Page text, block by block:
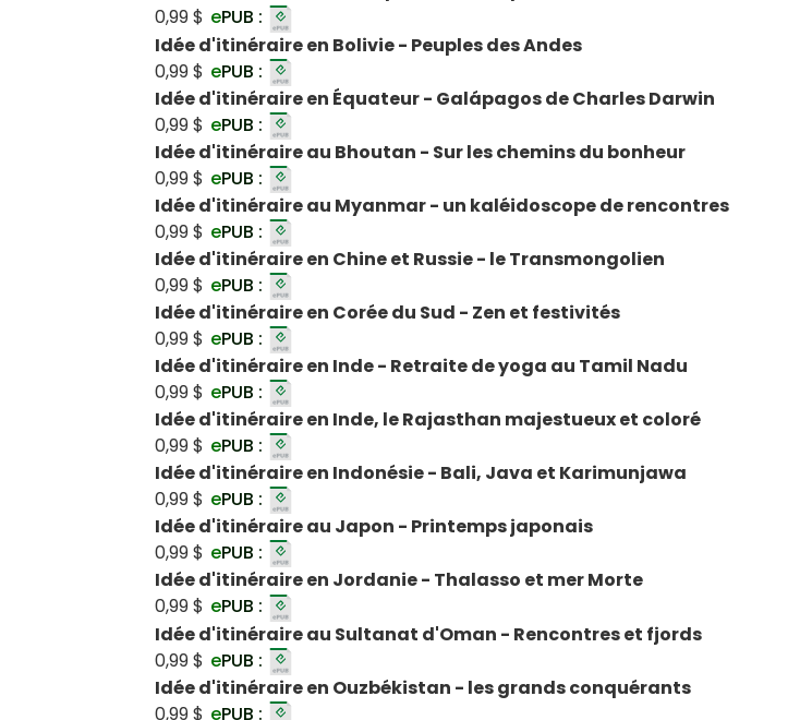
0,99 $ ePUB :
Idée d'itinéraire en Bolivie - Peuples des Andes
0,99 $ ePUB :
Idée d'itinéraire en Équateur - Galápagos de Charles Darwin
0,99 $ ePUB :
Idée d'itinéraire au Bhoutan - Sur les chemins du bonheur
0,99 $ ePUB :
Idée d'itinéraire au Myanmar - un kaléidoscope de rencontres
0,99 $ ePUB :
Idée d'itinéraire en Chine et Russie - le Transmongolien
0,99 $ ePUB :
Idée d'itinéraire en Corée du Sud - Zen et festivités
0,99 $ ePUB :
Idée d'itinéraire en Inde - Retraite de yoga au Tamil Nadu
0,99 $ ePUB :
Idée d'itinéraire en Inde, le Rajasthan majestueux et coloré
0,99 $ ePUB :
Idée d'itinéraire en Indonésie - Bali, Java et Karimunjawa
0,99 $ ePUB :
Idée d'itinéraire au Japon - Printemps japonais
0,99 $ ePUB :
Idée d'itinéraire en Jordanie - Thalasso et mer Morte
0,99 $ ePUB :
Idée d'itinéraire au Sultanat d'Oman - Rencontres et fjords
0,99 $ ePUB :
Idée d'itinéraire en Ouzbékistan - les grands conquérants
0,99 $ ePUB :